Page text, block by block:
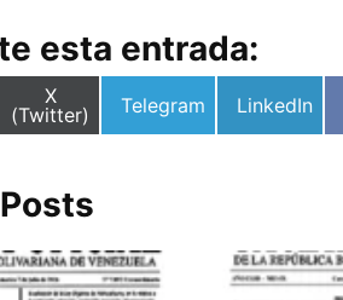
esta entrada:
Compartir
en
X
(Twitter)
Compartir
Telegram
Compartir
LinkedIn